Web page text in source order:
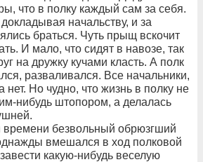
что в полку каждый сам за себя.
начальству, и за
браться. Чуть прыщ вскочит
И мало, что сидят в навозе, так
на дружку кучами класть. А полк
разваливался. Все начальники,
Но чудно, что жизнь в полку не
нибудь штопором, а делалась
времени безвольный обрюзгший
вмешался в ход полковой
какую-нибудь веселую